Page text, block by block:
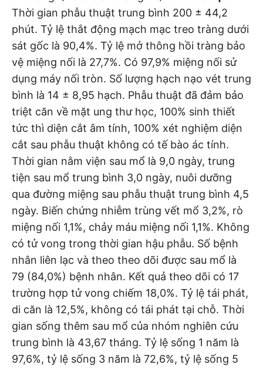
Thời gian phẫu thuật trung bình 200 ± 44,2
phút. Tỷ lệ thắt động mạch mạc treo tràng dưới
sát gốc là 90,4%. Tỷ lệ mở thông hồi tràng bảo
vệ miệng nối là 27,7%. Có 97,9% miệng nối sử
dụng máy nối tròn. Số lượng hạch nạo vét trung
bình là 14 ± 8,95 hạch. Phẫu thuật đã đảm bảo
triệt căn về mặt ung thư học, 100% sinh thiết
tức thì diện cắt âm tính, 100% xét nghiệm diện
cắt sau phẫu thuật không có tế bào ác tính.
Thời gian nằm viện sau mổ là 9,0 ngày, trung
tiện sau mổ trung bình 3,0 ngày, nuôi dưỡng
qua đường miệng sau phẫu thuật trung bình 4,5
ngày. Biến chứng nhiễm trùng vết mổ 3,2%, rò
miệng nối 1,1%, chảy máu miệng nối 1,1%. Không
có tử vong trong thời gian hậu phẫu. Số bệnh
nhân liên lạc và theo theo dõi được sau mổ là
79 (84,0%) bệnh nhân. Kết quả theo dõi có 17
trường hợp tử vong chiếm 18,0%. Tỷ lệ tái phát,
di căn là 12,5%, không có tái phát tại chỗ. Thời
gian sống thêm sau mổ của nhóm nghiên cứu
trung bình là 43,67 tháng. Tỷ lệ sống 1 năm là
97,6%, tỷ lệ sống 3 năm là 72,6%, tỷ lệ sống 5